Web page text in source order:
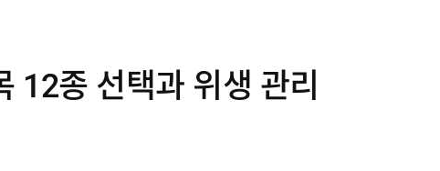
12종 선택과 위생 관리